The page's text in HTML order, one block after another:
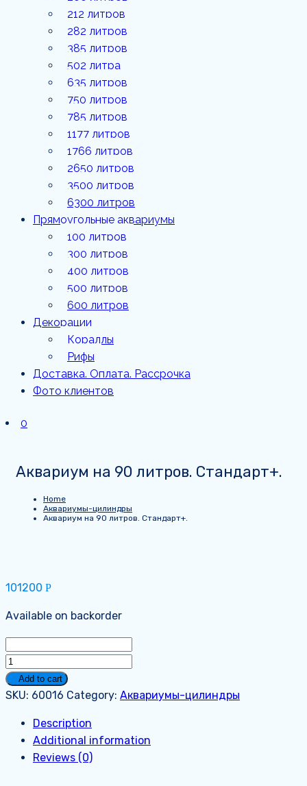
1177
1766
литров
2650
литров
3500
литров
6300
литров
212 литров
282 литров
385 литров
502 литра
635 литров
750 литров
785 литров
1177 литров
1766 литров
2650 литров
3500 литров
6300 литров
Прямоугольные аквариумы
100 литров
300 литров
400 литров
500 литров
600 литров
Декорации
Кораллы
Рифы
Доставка. Оплата. Рассрочка
Фото клиентов
0
Аквариум на 90 литров. Стандарт+.
Home
Аквариумы-цилиндры
Аквариум на 90 литров. Стандарт+.
101200 Р
Available on backorder
Аквариум
на
90
Стандарт+.
quantity
Add to cart
SKU: 60016 Category: Аквариумы-цилиндры
Description
Additional information
Reviews (0)